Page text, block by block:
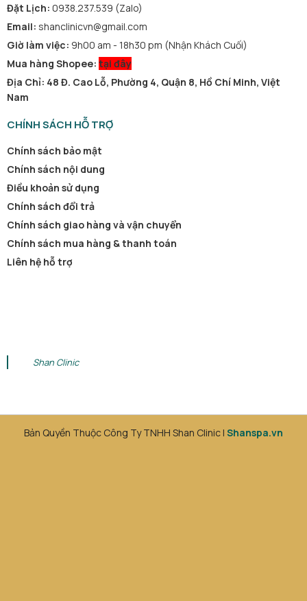
Đặt Lịch: 0938.237.539 (Zalo)
Email: shanclinicvn@gmail.com
Giờ làm việc: 9h00 am - 18h30 pm (Nhận Khách Cuối)
Mua hàng Shopee: tại đây
Địa Chỉ: 48 Đ. Cao Lỗ, Phường 4, Quận 8, Hồ Chí Minh, Việt
Nam
CHÍNH SÁCH HỖ TRỢ
Chính sách bảo mật
Chính sách nội dung
Điều khoản sử dụng
Chính sách đổi trả
Chính sách giao hàng và vận chuyển
Chính sách mua hàng & thanh toán
Liên hệ hỗ trợ
Shan Clinic
Bản Quyền Thuộc Công Ty TNHH Shan Clinic | Shanspa.vn